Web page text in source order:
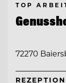
TOP
72270